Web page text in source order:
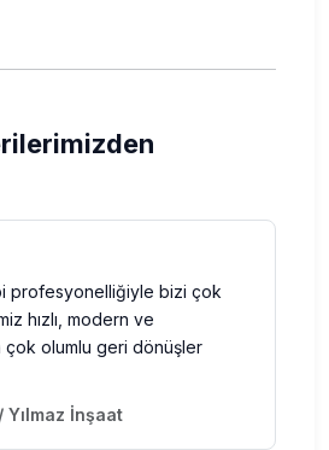
profesyonelliğiyle bizi çok
hızlı, modern ve
çok olumlu geri dönüşler
Yılmaz İnşaat